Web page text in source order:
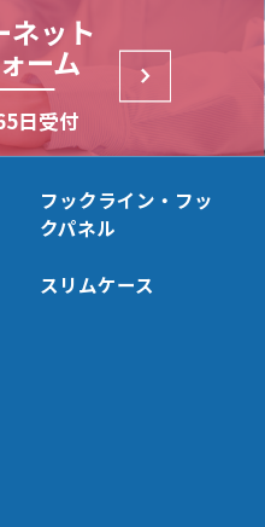
ネット
ーム
日受付
フックライン・フッ
クパネル
スリムケース